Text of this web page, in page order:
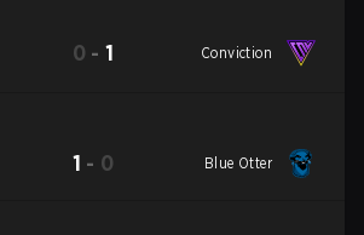
0 -1 Conviction
1 - 0 Blue Otter